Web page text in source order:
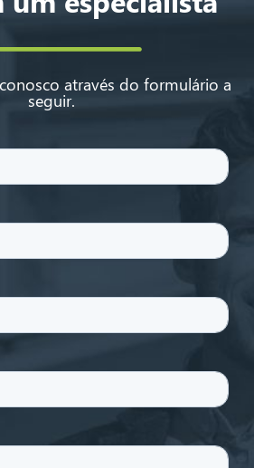
através do formulário a
seguir.